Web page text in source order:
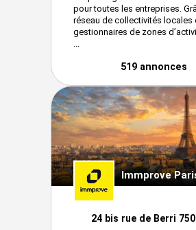
pour toutes les entreprises.
réseau de collectivités locales
gestionnaires de zones
...
519 annonces
Immprove
24 bis rue de Berri